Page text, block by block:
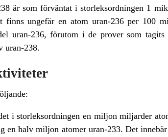
är som förväntat i storleksordningen 1
ungefär en atom uran-236 per 100
uran-236, förutom i de prover som
uran-238.
i storleksordningen en miljon miljarder
en halv miljon atomer uran-233. Det